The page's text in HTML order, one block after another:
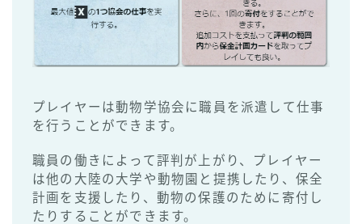
プレイヤーは動物学協会に職員を派遣して仕事
を行うことができます。
職員の働きによって評判が上がり、プレイヤー
は他の大陸の大学や動物園と提携したり、保全
計画を支援したり、動物の保護のために寄付し
たりすることができます。